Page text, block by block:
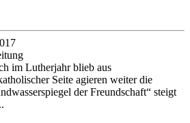
im Lutherjahr blieb aus
Seite agieren weiter die
der Freundschaft“ steigt